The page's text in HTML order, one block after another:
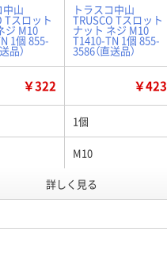
中山
Tスロット
ジ M10
1個 855-
品）
トラスコ中山
TRUSCO Tスロット
ナット ネジ M10
T1410-TN 1個 855-
3586（直送品）
￥322 ￥423
1個
M10
M10
J108088
詳しく見る